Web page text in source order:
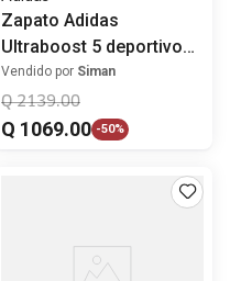
Zapato Adidas
Ultraboost 5 deportivo
color negro para
hombre
Vendido por Siman
Q 2139.00
Q 1069.00 -50%